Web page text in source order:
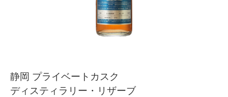
静岡 プライベートカスク
ディスティラリー・リザーブ